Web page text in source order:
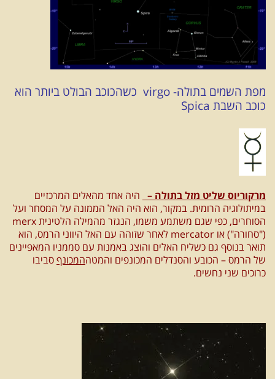
מפת השמים בתולה- virgo כשהכוכב הבולט ביותר הוא
כוכב השבת Spica
מרקוריוס שליט מזל בתולה – היה אחד מהאלים המרכזיים
במיתולוגיה הרומית. במקור, הוא היה האל הממונה על המסחר ועל
הסוחרים, כפי שגם משתמע משמו, הנגזר מהמילה הלטינית merx
("סחורה") או mercator לאחר שזוהה עם האל היווני הרמס, הוא
תואר בנוסף גם כשליח האלים והוצג באמנות עם סממניו המאפיינים
של הרמס – הכובע והסנדלים המכונפים והמטההמכונףסביבו
כרוכים שני נחשים.